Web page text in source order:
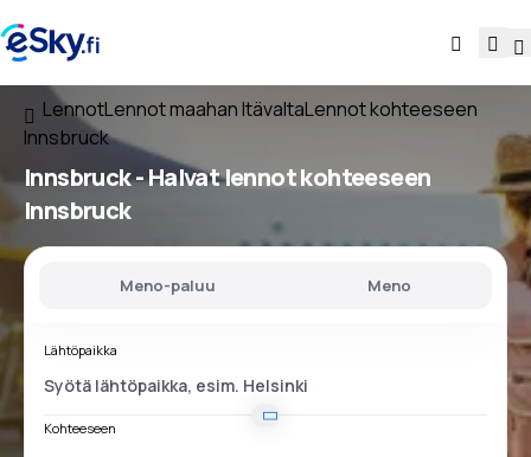
LennotLennot maahan ItävaltaLennot kohteeseen
Innsbruck
Innsbruck - Halvat lennot kohteeseen
Innsbruck
Meno-paluu Meno
Lähtöpaikka
Kohteeseen